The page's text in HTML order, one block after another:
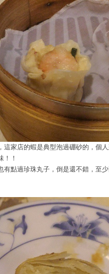
這家店的蝦是典型泡過硼砂的，個
！！
有點過珍珠丸子，倒是還不錯，至少